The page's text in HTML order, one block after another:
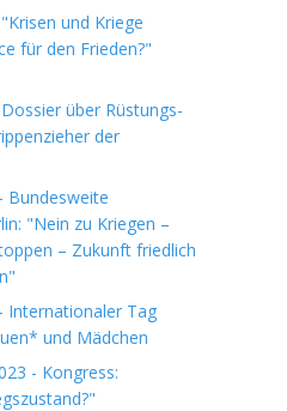
und Kriege
für den Frieden?"
über Rüstungs-
der
Bundesweite
"Nein zu Kriegen –
– Zukunft friedlich
Internationaler Tag
und Mädchen
- Kongress: